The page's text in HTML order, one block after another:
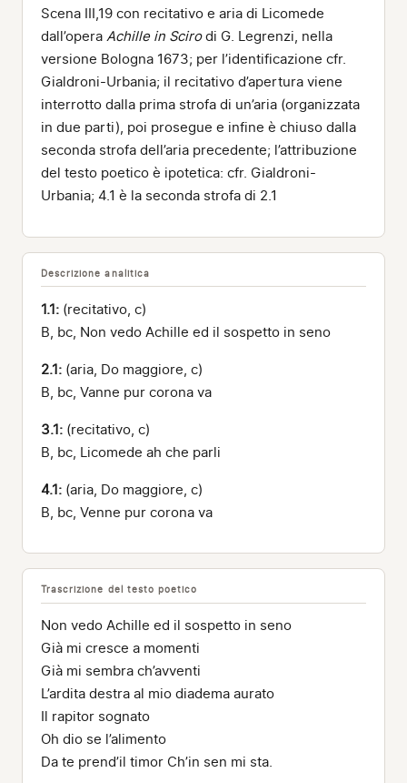
Scena III,19 con recitativo e aria di Licomede
dall’opera Achille in Scirodi G. Legrenzi, nella
versione Bologna 1673; per l’identificazione cfr.
Gialdroni-Urbania; il recitativo d’apertura viene
interrotto dalla prima strofa di un’aria (organizzata
in due parti), poi prosegue e infine è chiuso dalla
seconda strofa dell’aria precedente; l’attribuzione
del testo poetico è ipotetica: cfr. Gialdroni-
Urbania; 4.1 è la seconda strofa di 2.1
Descrizione analitica
1.1: (recitativo, c)
B, bc, Non vedo Achille ed il sospetto in seno
2.1: (aria, Do maggiore, c)
B, bc, Vanne pur corona va
3.1: (recitativo, c)
B, bc, Licomede ah che parli
4.1: (aria, Do maggiore, c)
B, bc, Venne pur corona va
Trascrizione del testo poetico
Non vedo Achille ed il sospetto in seno
Già mi cresce a momenti
Già mi sembra ch’avventi
L’ardita destra al mio diadema aurato
Il rapitor sognato
Oh dio se l’alimento
Da te prend’il timor Ch’in sen mi sta.